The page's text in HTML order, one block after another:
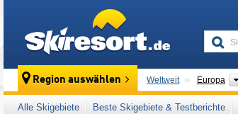
Region auswählen Weltweit Europa
Alle Skigebiete Beste Skigebiete & Testberichte